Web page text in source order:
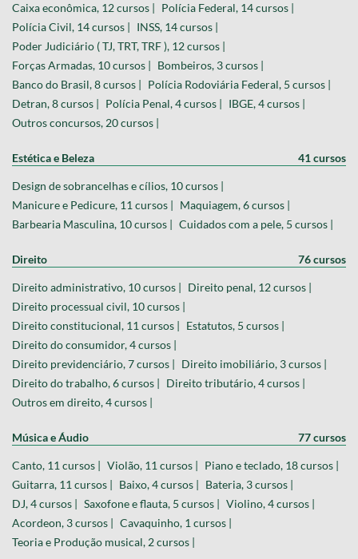
Caixa econômica, 12 cursos | Polícia Federal, 14 cursos |
Polícia Civil, 14 cursos | INSS, 14 cursos |
Poder Judiciário ( TJ, TRT, TRF ), 12 cursos |
Forças Armadas, 10 cursos | Bombeiros, 3 cursos |
Banco do Brasil, 8 cursos | Polícia Rodoviária Federal, 5 cursos |
Detran, 8 cursos | Polícia Penal, 4 cursos | IBGE, 4 cursos |
Outros concursos, 20 cursos |
Estética e Beleza 41 cursos
Design de sobrancelhas e cílios, 10 cursos |
Manicure e Pedicure, 11 cursos | Maquiagem, 6 cursos |
Barbearia Masculina, 10 cursos | Cuidados com a pele, 5 cursos |
Direito 76 cursos
Direito administrativo, 10 cursos | Direito penal, 12 cursos |
Direito processual civil, 10 cursos |
Direito constitucional, 11 cursos | Estatutos, 5 cursos |
Direito do consumidor, 4 cursos |
Direito previdenciário, 7 cursos | Direito imobiliário, 3 cursos |
Direito do trabalho, 6 cursos | Direito tributário, 4 cursos |
Outros em direito, 4 cursos |
Música e Áudio 77 cursos
Canto, 11 cursos | Violão, 11 cursos | Piano e teclado, 18 cursos |
Guitarra, 11 cursos | Baixo, 4 cursos | Bateria, 3 cursos |
DJ, 4 cursos | Saxofone e flauta, 5 cursos | Violino, 4 cursos |
Acordeon, 3 cursos | Cavaquinho, 1 cursos |
Teoria e Produção musical, 2 cursos |